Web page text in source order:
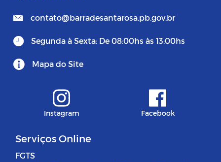
contato@barradesantarosa.pb.gov.br
Segunda à Sexta: De 08:00hs às 13:00hs
Mapa do Site
Instagram Facebook
Serviços Online
FGTS